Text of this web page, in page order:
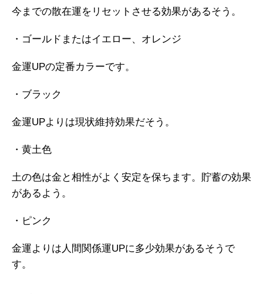
今までの散在運をリセットさせる効果があるそう。
・ゴールドまたはイエロー、オレンジ
金運UPの定番カラーです。
・ブラック
金運UPよりは現状維持効果だそう。
・黄土色
土の色は金と相性がよく安定を保ちます。貯蓄の効果
があるよう。
・ピンク
金運よりは人間関係運UPに多少効果があるそうで
す。